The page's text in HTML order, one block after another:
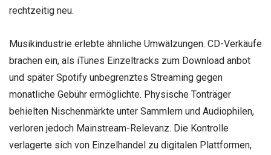
rechtzeitig neu.
Musikindustrie erlebte ähnliche Umwälzungen. CD-Verkäufe
brachen ein, als iTunes Einzeltracks zum Download anbot
und später Spotify unbegrenztes Streaming gegen
monatliche Gebühr ermöglichte. Physische Tonträger
behielten Nischenmärkte unter Sammlern und Audiophilen,
verloren jedoch Mainstream-Relevanz. Die Kontrolle
verlagerte sich von Einzelhandel zu digitalen Plattformen,